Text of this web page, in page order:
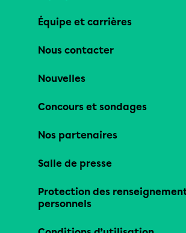
Équipe et carrières
Nous contacter
Nouvelles
Concours et sondages
Nos partenaires
Salle de presse
Protection des
personnels